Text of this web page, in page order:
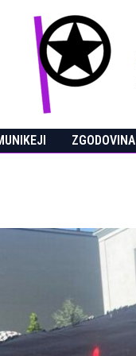
ZGODOVINA